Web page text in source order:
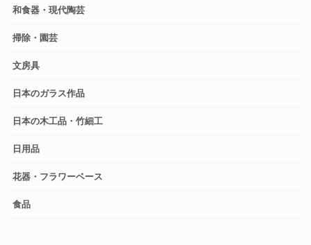
和食器・現代陶芸
掃除・園芸
文房具
日本のガラス作品
日本の木工品・竹細工
日用品
花器・フラワーベース
食品